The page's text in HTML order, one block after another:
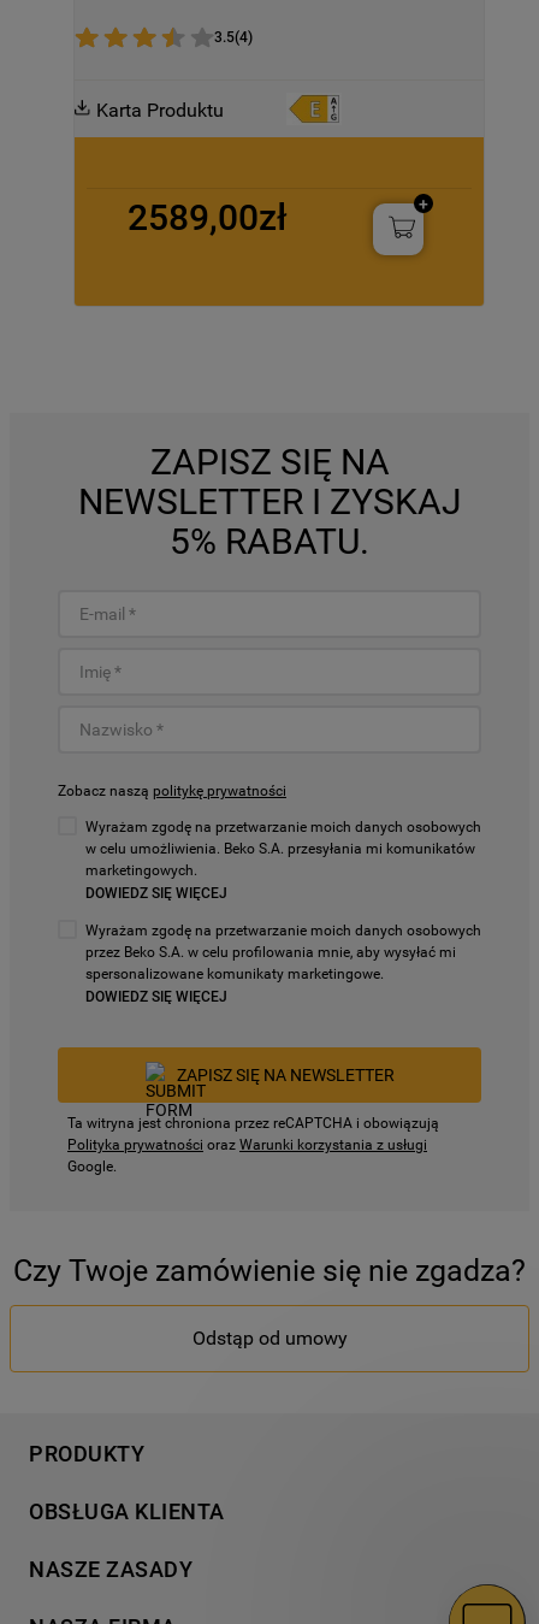
3.5(4)
Karta Produktu
2589,00zł
ZAPISZ SIĘ NA
NEWSLETTER I ZYSKAJ
5% RABATU.
Zobacz naszą politykę prywatności
Wyrażam zgodę na przetwarzanie moich danych osobowych
w celu umożliwienia. Beko S.A. przesyłania mi komunikatów
marketingowych.
DOWIEDZ SIĘ WIĘCEJ
Wyrażam zgodę na przetwarzanie moich danych osobowych
przez Beko S.A. w celu profilowania mnie, aby wysyłać mi
spersonalizowane komunikaty marketingowe.
DOWIEDZ SIĘ WIĘCEJ
ZAPISZ SIĘ NA NEWSLETTER
Ta witryna jest chroniona przez reCAPTCHA i obowiązują
Polityka prywatności oraz Warunki korzystania z usługi
Google.
Czy Twoje zamówienie się nie zgadza?
Odstąp od umowy
PRODUKTY
Chłodnictwo
Gotowanie
OBSŁUGA KLIENTA
Napisz do nas
Gwarancja
NASZE ZASADY